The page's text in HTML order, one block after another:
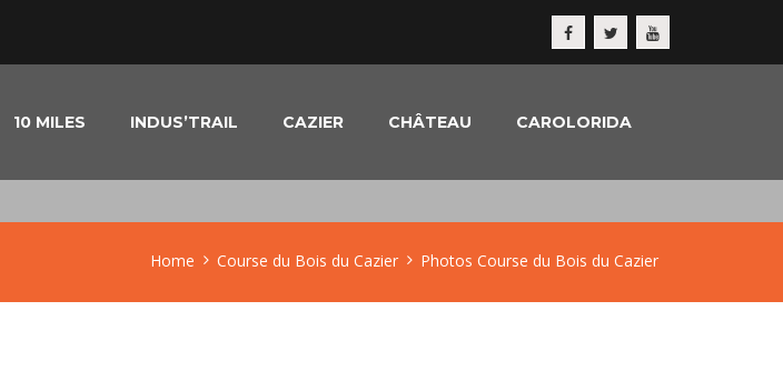
10 MILES INDUS’TRAIL CAZIER CHÂTEAU CAROLORIDA
Home Course du Bois du Cazier Photos Course du Bois du Cazier